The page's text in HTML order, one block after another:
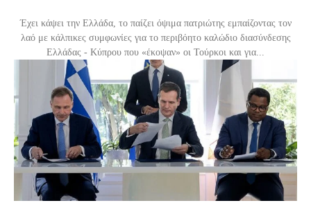
Έχει κάψει την Ελλάδα, το παίζει όψιμα πατριώτης εμπαίζοντας τον
λαό με κάλπικες συμφωνίες για το περιβόητο καλώδιο διασύνδεσης
Ελλάδας - Κύπρου που «έκοψαν» οι Τούρκοι και για...